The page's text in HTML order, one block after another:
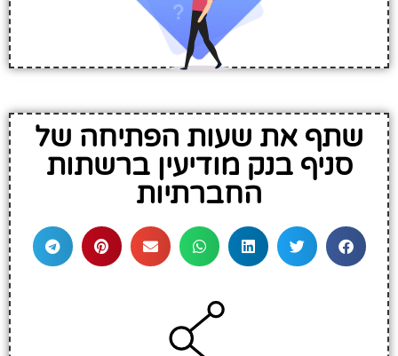
שתף את שעות הפתיחה של
סניף בנק מודיעין ברשתות
החברתיות